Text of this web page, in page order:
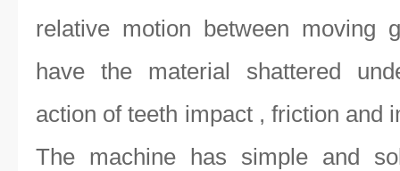
relative motion between moving
have the material shattered
action of teeth impact , friction and
The machine has simple and